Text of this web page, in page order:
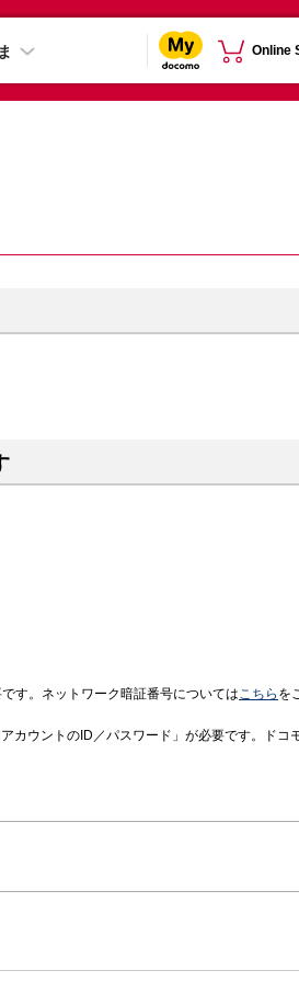
Online
す。ネットワーク暗証番号についてはこちら を
カウントのID／パスワード」が必要です。ドコ